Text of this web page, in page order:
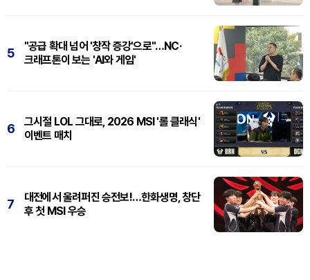
5
"공급 확대 넘어 '창작 증강'으로"…NC·
크래프톤이 보는 'AI와 게임'
6
그시절 LOL 그대로, 2026 MSI '롤 클래식'
이벤트 매치
7
대전에서 울려퍼진 승전보!…한화생명, 창단
후 첫 MSI 우승